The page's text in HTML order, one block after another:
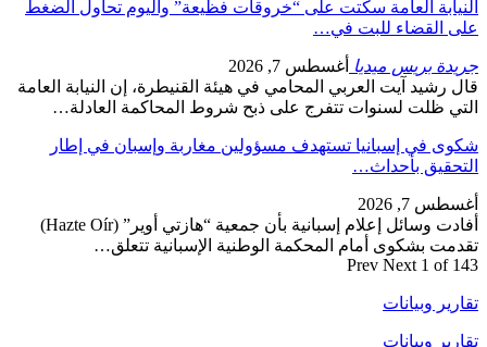
النيابة العامة سكتت على “خروقات فظيعة” واليوم تحاول الضغط
على القضاء للبت في…
جريدة بريس ميديا أغسطس 7, 2026
قال رشيد آيت العربي المحامي في هيئة القنيطرة، إن النيابة العامة
التي ظلت لسنوات تتفرج على ذبح شروط المحاكمة العادلة…
شكوى في إسبانيا تستهدف مسؤولين مغاربة وإسبان في إطار
التحقيق بأحداث…
أغسطس 7, 2026
أفادت وسائل إعلام إسبانية بأن جمعية “هازتي أوير” (Hazte Oír)
تقدمت بشكوى أمام المحكمة الوطنية الإسبانية تتعلق…
Prev Next 1 of 143
تقارير وبيانات
تقارير وبيانات